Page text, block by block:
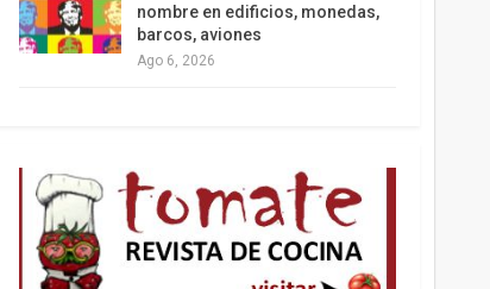
nombre en edificios, monedas,
barcos, aviones
Ago 6, 2026